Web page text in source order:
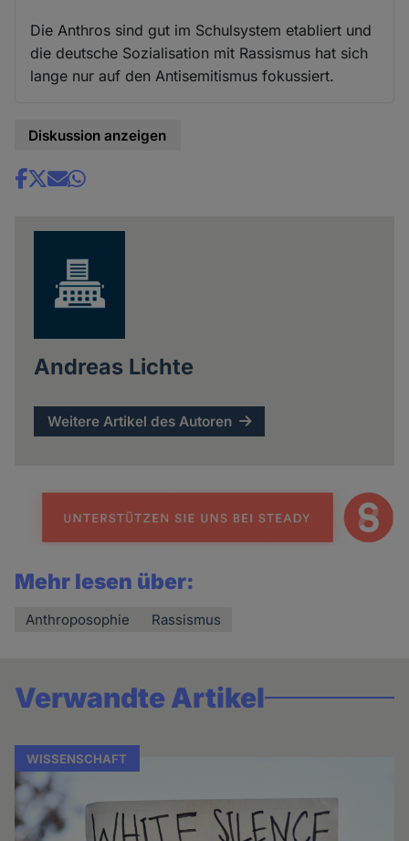
Die Anthros sind gut im Schulsystem etabliert und
die deutsche Sozialisation mit Rassismus hat sich
lange nur auf den Antisemitismus fokussiert.
Diskussion anzeigen
Share
Andreas Lichte
Weitere Artikel des Autoren
Mehr lesen über:
Anthroposophie Rassismus
Verwandte Artikel
WISSENSCHAFT